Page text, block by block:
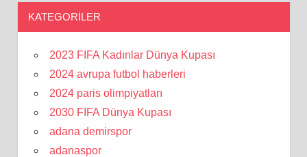
KATEGORILER
2023 FIFA Kadınlar Dünya Kupası
2024 avrupa futbol haberleri
2024 paris olimpiyatları
2030 FIFA Dünya Kupası
adana demirspor
adanaspor